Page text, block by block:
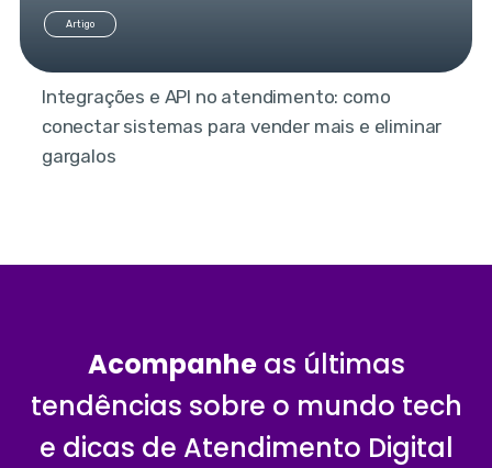
Artigo
Integrações e API no atendimento: como
conectar sistemas para vender mais e eliminar
gargalos
Acompanheas últimas
tendências sobre o mundo tech
e dicas de Atendimento Digital